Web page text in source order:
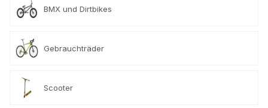
BMX und Dirtbikes
Gebrauchträder
Scooter